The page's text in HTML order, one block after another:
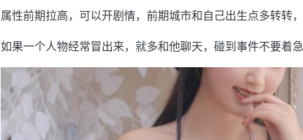
属性前期拉高，可以开剧情，前期城市和自己出生点多转转，
如果一个人物经常冒出来，就多和他聊天，碰到事件不要着急